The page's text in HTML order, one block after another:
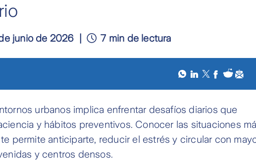
junio de 2026 7 min de lectura
urbanos implica enfrentar desafíos diarios que
y hábitos preventivos. Conocer las situaciones
permite anticiparte, reducir el estrés y circular con
y centros densos.